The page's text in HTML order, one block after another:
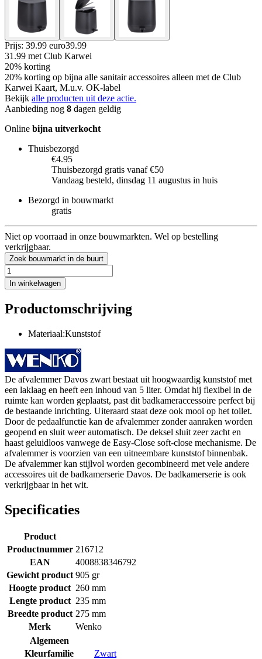
Prijs: 39.99 euro39.99
31.99 met Club Karwei
20% korting
20% korting op bijna alle sanitair accessoires alleen met de Club
Karwei Kaart, M.u.v. OK-label
Bekijk alle producten uit deze actie.
Aanbieding nog 8 dagen geldig
Online bijna uitverkocht
Thuisbezorgd
€4.95
Thuisbezorgd gratis vanaf €50
Vandaag besteld, dinsdag 11 augustus in huis
Bezorgd in bouwmarkt
gratis
Niet op voorraad in onze bouwmarkten. Wel op bestelling
verkrijgbaar.
Zoek bouwmarkt in de buurt
In winkelwagen
Productomschrijving
Materiaal:Kunststof
De afvalemmer Davos zwart bestaat uit hoogwaardig kunststof met
een laklaag en heeft een inhoud van 5 liter. Omdat hij flexibel in de
ruimte kan worden geplaatst, past dit badkameraccessoire perfect bij
de bestaande inrichting. Uiteraard staat deze ook mooi op het toilet.
Door de pedaalfunctie kan de afvalemmer zonder aanraken worden
geopend en sluit weer automatisch. De deksel sluit zeer zacht en
haast geluidloos vanwege de Easy-Close soft-close mechanisme. De
afvalemmer is voorzien van een uitneembare kunststof binnenbak.
De afvalemmer kan stijlvol worden gecombineerd met vele andere
accessoires uit de badkamerserie Davos. De badkamerserie is ook
verkrijgbaar in het wit.
Specificaties
Product
Productnummer 216712
EAN
4008838346792
Gewicht product 905 gr
Hoogte product 260 mm
Lengte product 235 mm
Breedte product 275 mm
Merk
Wenko
Algemeen
Kleurfamilie
Zwart